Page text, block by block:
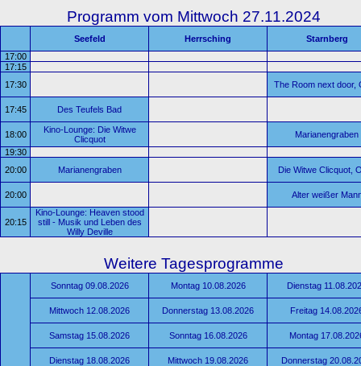
Programm vom Mittwoch 27.11.2024
Seefeld Herrsching
Starnberg
17:00
17:15
17:30
The Room next door,
17:45 Des Teufels Bad
18:00
Kino-Lounge: Die Witwe
Clicquot
Marianengraben
19:30
20:00
Marianengraben Die Witwe Clicquot,
20:00 Alter weißer
20:15
Kino-Lounge: Heaven stood
still - Musik und Leben des
Willy Deville
Weitere Tagesprogramme
Sonntag 09.08.2026 Montag 10.08.2026 Dienstag
Mittwoch 12.08.2026 Donnerstag 13.08.2026 Freitag
Samstag 15.08.2026 Sonntag 16.08.2026 Montag
Dienstag 18.08.2026 Mittwoch 19.08.2026 Donnerstag